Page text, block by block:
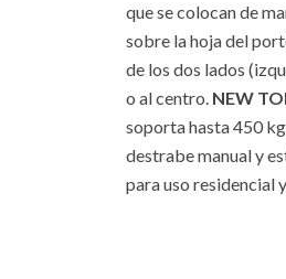
que se colocan de
sobre la hoja del
de los dos lados
o al centro. NEW
soporta hasta 450
destrabe manual y
para uso residencial